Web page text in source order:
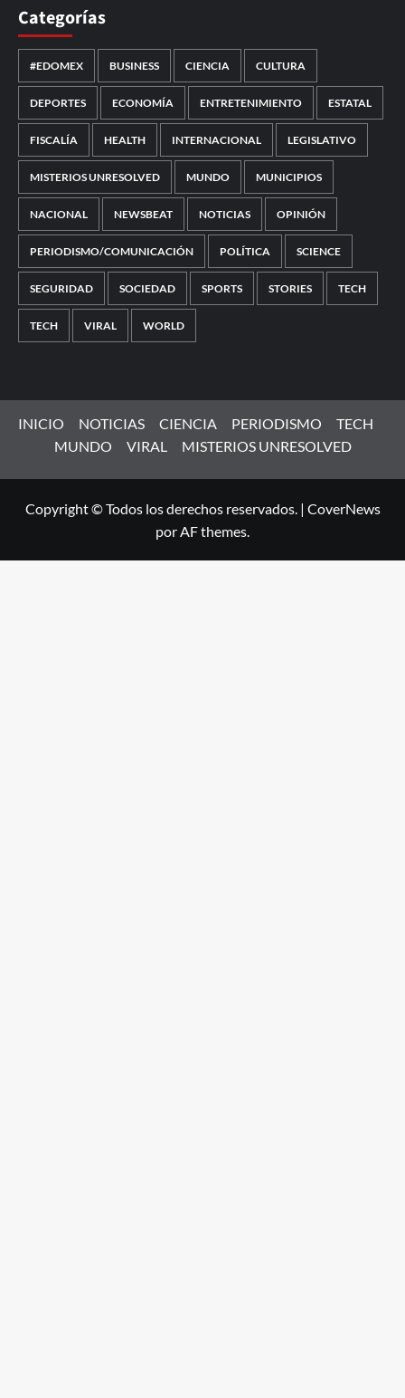
Categorías
#EDOMEX BUSINESS CIENCIA CULTURA
DEPORTES ECONOMÍA ENTRETENIMIENTO ESTATAL
FISCALÍA HEALTH INTERNACIONAL LEGISLATIVO
MISTERIOS UNRESOLVED MUNDO MUNICIPIOS
NACIONAL NEWSBEAT NOTICIAS OPINIÓN
PERIODISMO/COMUNICACIÓN POLÍTICA SCIENCE
SEGURIDAD SOCIEDAD SPORTS STORIES TECH
TECH VIRAL WORLD
INICIO NOTICIAS CIENCIA PERIODISMO
TECH
MUNDO
VIRAL MISTERIOS UNRESOLVED
Copyright © Todos los derechos reservados. | CoverNews
por AF themes.